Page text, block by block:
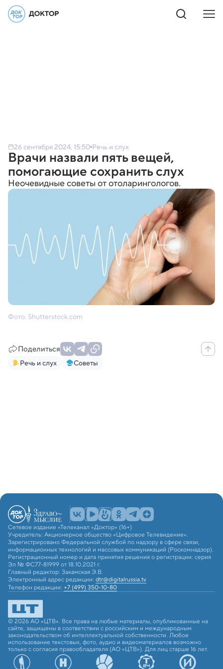
26 сентября 2024, 15:50 Речь и слух
Врачи назвали пять вещей,
помогающие сохранить слух
Неочевидные советы от отоларингологов.
Фото: Shutterstock.com
Поделиться
Речь и слух Советы
Сетевое издание «Телеканал «Доктор» (16+)
Учредитель: Акционерное общество «Цифровое Телевидение».
Зарегистрировано Федеральной службой по надзору в сфере связи,
информационных технологий и массовых коммуникаций (Роскомнадзор).
Регистрационный номер и дата принятия решения о регистрации: серия
Эл № ФС77-81999 от 18.10.2021 г.
Главный редактор: Закамская Э.В.
Электронный адрес редакции: dtr@digitalrussia.tv
Телефон редакции: +7 (499) 350-10-80
© 2026 АО «ЦТВ». Все права на любые материалы, опубликованные на
сайте, защищены в соответствии с российским и международным
законодательством об интеллектуальной собственности. Любое
использование текстовых, фото, аудио и видеоматериалов возможно
только с согласия правообладателя (АО «ЦТВ»). Для лиц старше 16 лет.